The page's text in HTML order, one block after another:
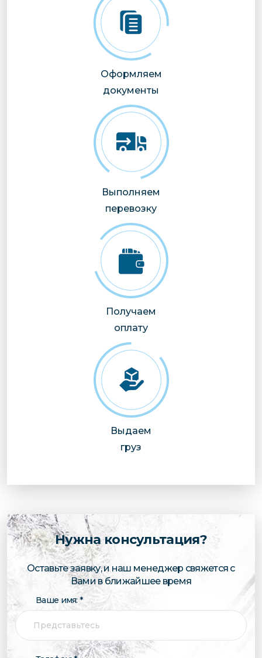
Оформляем
документы
Выполняем
перевозку
Получаем
оплату
Выдаем
груз
Нужна консультация?
Оставьте заявку, и наш менеджер свяжется с
Вами в ближайшее время
Ваше имя: *